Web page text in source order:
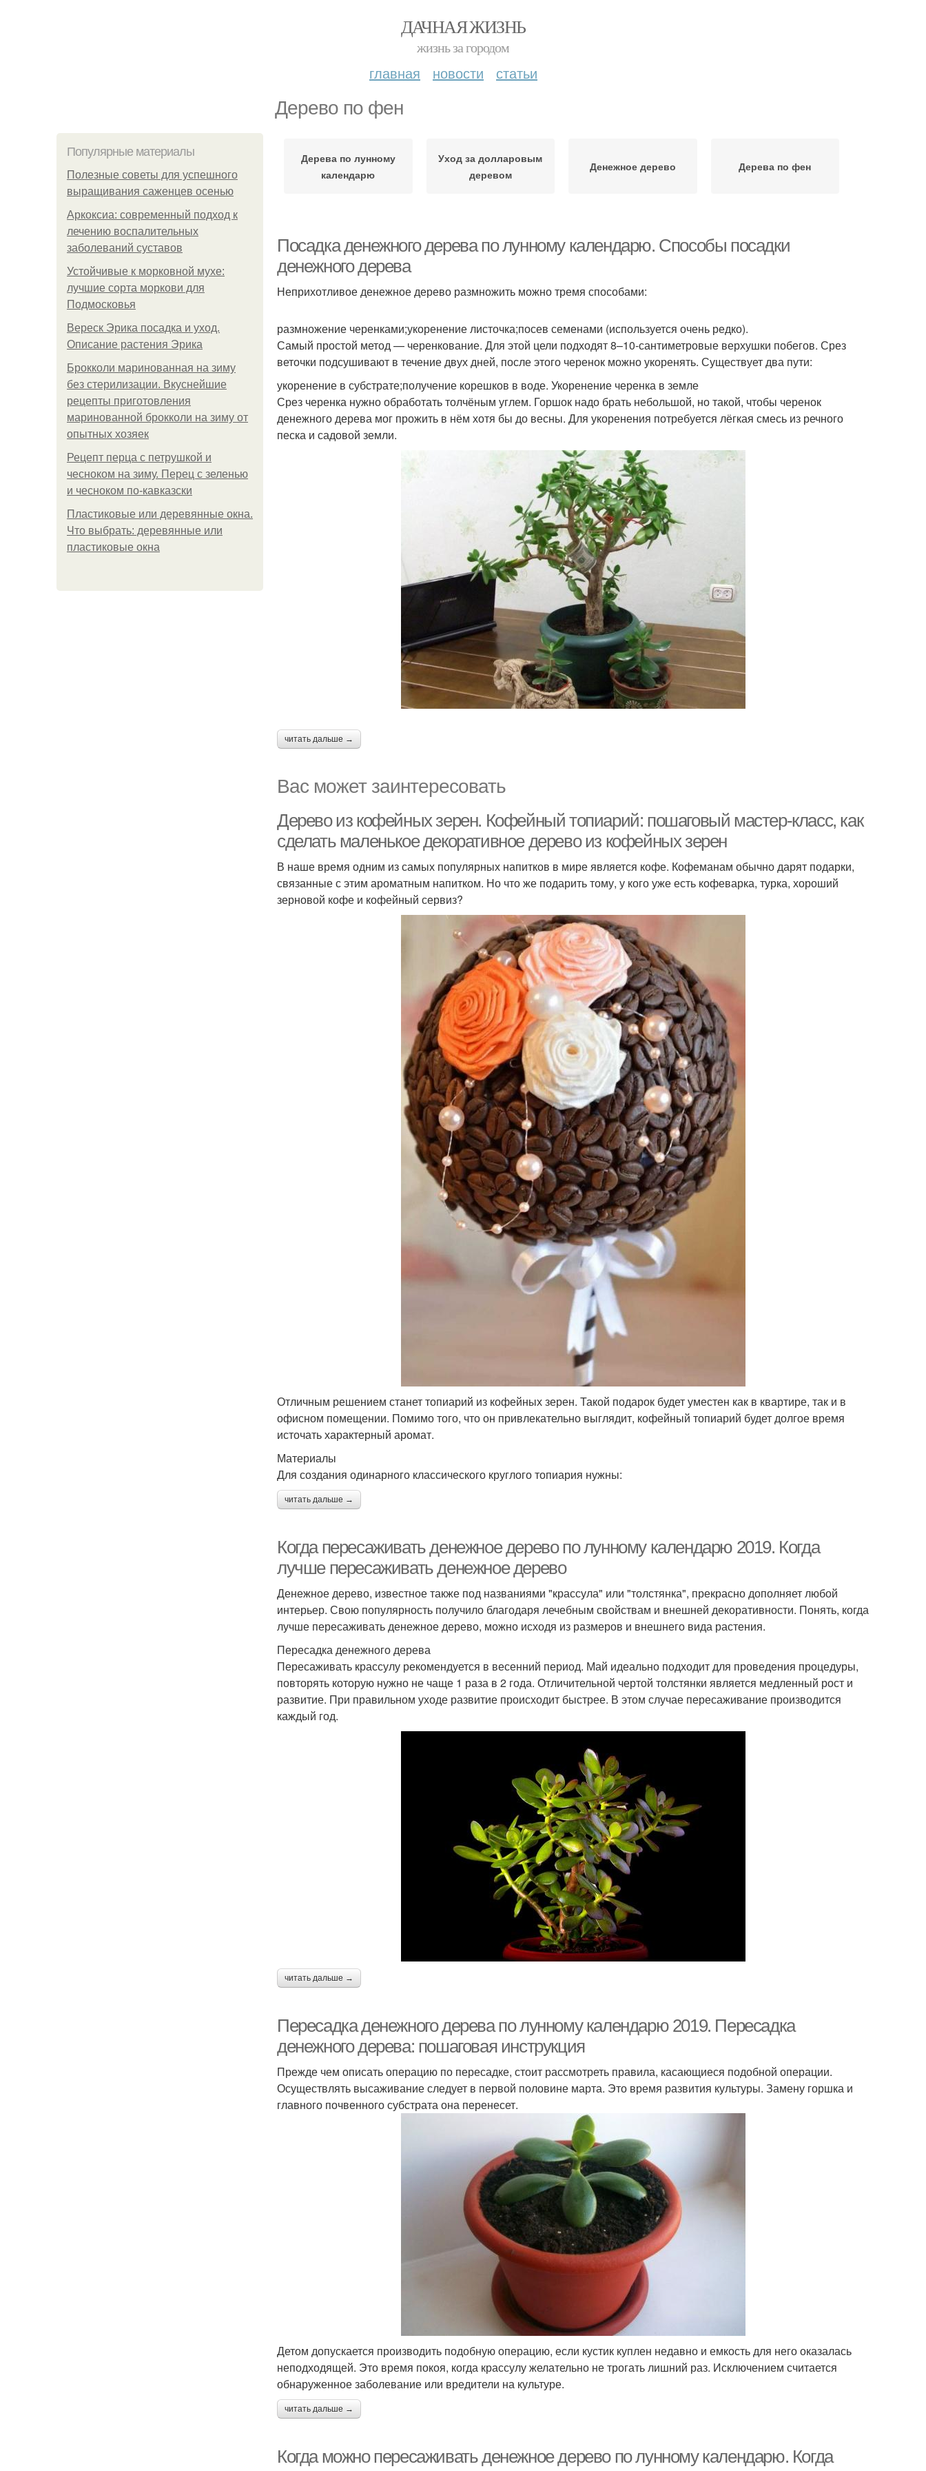
ДАЧНАЯ ЖИЗНЬ
жизнь за городом
главная новости статьи
Дерево по фен
Популярные материалы
Полезные советы для успешного
выращивания саженцев осенью
Аркоксиа: современный подход к
лечению воспалительных
заболеваний суставов
Устойчивые к морковной мухе:
лучшие сорта моркови для
Подмосковья
Вереск Эрика посадка и уход.
Описание растения Эрика
Брокколи маринованная на зиму
без стерилизации. Вкуснейшие
рецепты приготовления
маринованной брокколи на зиму от
опытных хозяек
Рецепт перца с петрушкой и
чесноком на зиму. Перец с зеленью
и чесноком по-кавказски
Пластиковые или деревянные окна.
Что выбрать: деревянные или
пластиковые окна
Дерева по лунному
календарю
Уход за долларовым
деревом
Денежное дерево Дерева по фен
Посадка денежного дерева по лунному календарю. Способы посадки
денежного дерева
Неприхотливое денежное дерево размножить можно тремя способами:
размножение черенками;укоренение листочка;посев семенами (используется очень редко).
Самый простой метод — черенкование. Для этой цели подходят 8–10-сантиметровые верхушки побегов. Срез
веточки подсушивают в течение двух дней, после этого черенок можно укоренять. Существует два пути:
укоренение в субстрате;получение корешков в воде. Укоренение черенка в земле
Срез черенка нужно обработать толчёным углем. Горшок надо брать небольшой, но такой, чтобы черенок
денежного дерева мог прожить в нём хотя бы до весны. Для укоренения потребуется лёгкая смесь из речного
песка и садовой земли.
читать дальше →
Вас может заинтересовать
Дерево из кофейных зерен. Кофейный топиарий: пошаговый мастер-класс, как
сделать маленькое декоративное дерево из кофейных зерен
В наше время одним из самых популярных напитков в мире является кофе. Кофеманам обычно дарят подарки,
связанные с этим ароматным напитком. Но что же подарить тому, у кого уже есть кофеварка, турка, хороший
зерновой кофе и кофейный сервиз?
Отличным решением станет топиарий из кофейных зерен. Такой подарок будет уместен как в квартире, так и в
офисном помещении. Помимо того, что он привлекательно выглядит, кофейный топиарий будет долгое время
источать характерный аромат.
Материалы
Для создания одинарного классического круглого топиария нужны:
читать дальше →
Когда пересаживать денежное дерево по лунному календарю 2019. Когда
лучше пересаживать денежное дерево
Денежное дерево, известное также под названиями "крассула" или "толстянка", прекрасно дополняет любой
интерьер. Свою популярность получило благодаря лечебным свойствам и внешней декоративности. Понять, когда
лучше пересаживать денежное дерево, можно исходя из размеров и внешнего вида растения.
Пересадка денежного дерева
Пересаживать крассулу рекомендуется в весенний период. Май идеально подходит для проведения процедуры,
повторять которую нужно не чаще 1 раза в 2 года. Отличительной чертой толстянки является медленный рост и
развитие. При правильном уходе развитие происходит быстрее. В этом случае пересаживание производится
каждый год.
читать дальше →
Пересадка денежного дерева по лунному календарю 2019. Пересадка
денежного дерева: пошаговая инструкция
Прежде чем описать операцию по пересадке, стоит рассмотреть правила, касающиеся подобной операции.
Осуществлять высаживание следует в первой половине марта. Это время развития культуры. Замену горшка и
главного почвенного субстрата она перенесет.
Детом допускается производить подобную операцию, если кустик куплен недавно и емкость для него оказалась
неподходящей. Это время покоя, когда крассулу желательно не трогать лишний раз. Исключением считается
обнаруженное заболевание или вредители на культуре.
читать дальше →
Когда можно пересаживать денежное дерево по лунному календарю. Когда